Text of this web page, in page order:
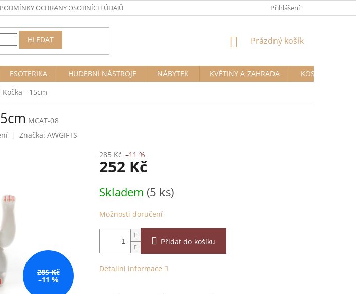
PODMÍNKY OCHRANY OSOBNÍCH ÚDAJŮ Přihlášení
HLEDAT
NÁKUPNÍ
Prázdný košík
ESOTERIKA HUDEBNÍ NÁSTROJE NÁBYTEK KVĚTINY A ZAHRADA
KOSMETIKA A
- 15cm
MCAT-08
Značka: AWGIFTS
285 Kč
–11 %
285 Kč –11 %
252 Kč
cena:
Skladem (5 ks)
Možnosti doručení
Přidat do košíku
Detailní informace